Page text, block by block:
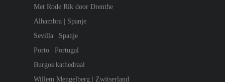
Met Rode Rik door Drenthe
Alhambra | Spanje
Sevilla | Spanje
Porto | Portugal
Burgos kathedraal
Willem Mengelberg | Zwitserland